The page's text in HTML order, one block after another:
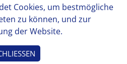
© 2026 Medienanstalt Hessen
Cookies, um bestmögliche
zu können, und zur
der Website.